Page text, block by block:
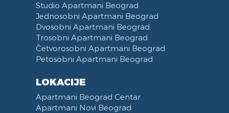
Studio Apartmani Beograd
Jednosobni Apartmani Beograd
Dvosobni Apartmani Beograd
Trosobni Apartmani Beograd
Četvorosobni Apartmani Beograd
Petosobni Apartmani Beograd
LOKACIJE
Apartmani Beograd Centar
Apartmani Novi Beograd